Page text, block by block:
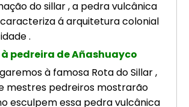
do sillar , a pedra vulcânica
á arquitetura colonial
.
pedreira de Añashuayco
à famosa Rota do Sillar ,
mestres pedreiros mostrarão
esculpem essa pedra vulcânica